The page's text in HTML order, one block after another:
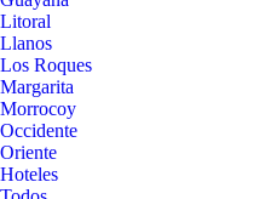
Litoral
Llanos
Los Roques
Margarita
Morrocoy
Occidente
Oriente
Hoteles